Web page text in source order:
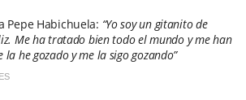
Pepe Habichuela: “Yo soy un gitanito de
Me ha tratado bien todo el mundo y me han
la he gozado y me la sigo gozando”